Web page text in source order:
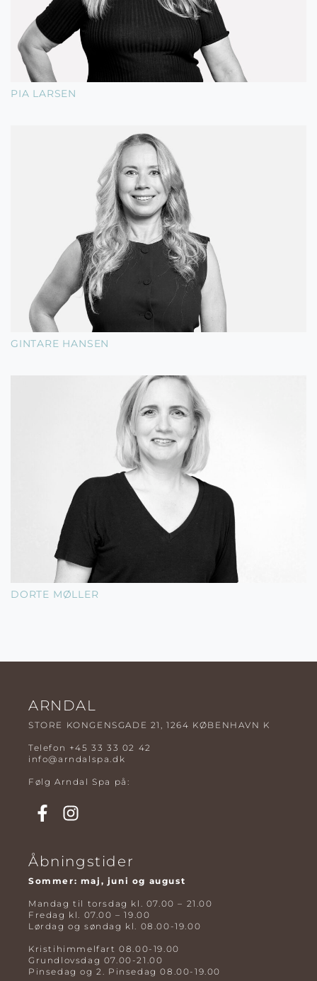
PIA LARSEN
GINTARE HANSEN
DORTE MØLLER
ARNDAL
STORE KONGENSGADE 21, 1264 KØBENHAVN K
Telefon +45 33 33 02 42
info@arndalspa.dk
Følg Arndal Spa på:
Åbningstider
Sommer: maj, juni og august
Mandag til torsdag kl. 07.00 – 21.00
Fredag kl. 07.00 – 19.00
Lørdag og søndag kl. 08.00-19.00
Kristihimmelfart 08.00-19.00
Grundlovsdag 07.00-21.00
Pinsedag og 2. Pinsedag 08.00-19.00